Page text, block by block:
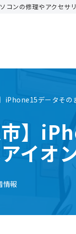
コンの修理やアクセサ
iPhone15データそ
市】
イオ
情報